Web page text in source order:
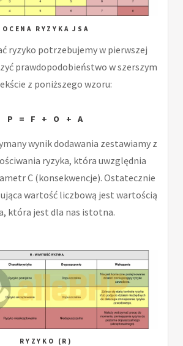
OCENA RYZYKA JSA
ryzyko potrzebujemy w pierwszej
prawdopodobieństwo w szerszym
z poniższego wzoru:
P = F + O + A
wynik dodawania zestawiamy z
ryzyka, która uwzględnia
C (konsekwencje). Ostatecznie
wartość liczbową jest wartością
która jest dla nas istotna.
RYZYKO (R)